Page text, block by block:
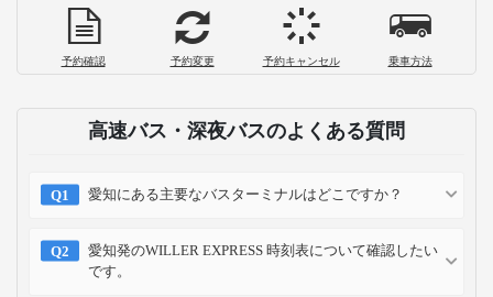
予約確認 予約変更 予約キャンセル 乗車方法
高速バス・深夜バスのよくある質問
愛知にある主要なバスターミナルはどこですか？
愛知発のWILLER EXPRESS 時刻表について確認したい
です。